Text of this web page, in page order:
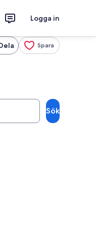
Logga in
Spara
Sök